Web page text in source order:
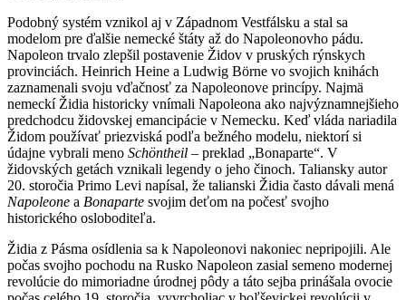
Podobný systém vznikol aj v Západnom Vestfálsku a stal sa
modelom pre ďalšie nemecké štáty až do Napoleonovho pádu.
Napoleon trvalo zlepšil postavenie Židov v pruských rýnskych
provinciách. Heinrich Heine a Ludwig Börne vo svojich knihách
zaznamenali svoju vďačnosť za Napoleonove princípy. Najmä
nemeckí Židia historicky vnímali Napoleona ako najvýznamnejšieho
predchodcu židovskej emancipácie v Nemecku. Keď vláda nariadila
Židom používať priezviská podľa bežného modelu, niektorí si
údajne vybrali meno Schöntheil – preklad „Bonaparte“. V
židovských getách vznikali legendy o jeho činoch. Taliansky autor
20. storočia Primo Levi napísal, že talianski Židia často dávali mená
Napoleone a Bonaparte svojim deťom na počesť svojho
historického osloboditeľa.
Židia z Pásma osídlenia sa k Napoleonovi nakoniec nepripojili. Ale
počas svojho pochodu na Rusko Napoleon zasial semeno modernej
revolúcie do mimoriadne úrodnej pôdy a táto sejba prinášala ovocie